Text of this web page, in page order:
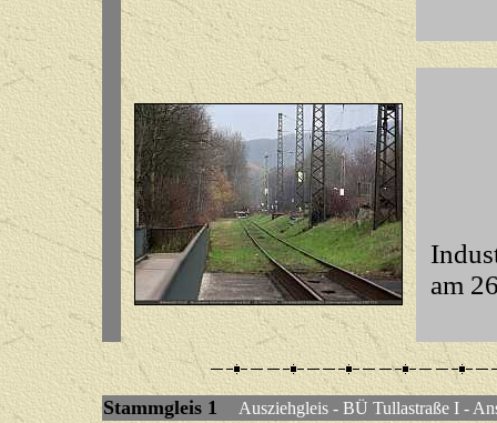
am
Stammgleis 1 Ausziehgleis - BÜ Tullastraße I -